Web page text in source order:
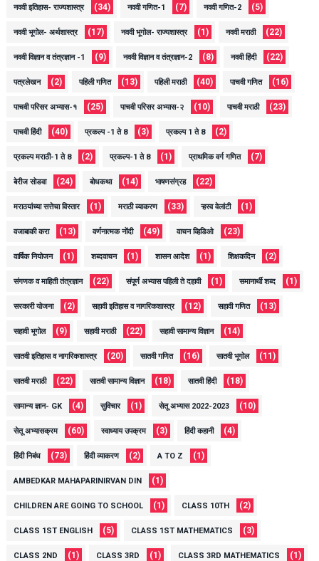
नववी इतिहास- राज्यशास्त्र (34) नववी गणित-1 (7) नववी गणित-2 (5)
नववी भूगोल- अर्थशास्त्र (17) नववी भूगोल- राज्यशास्त्र (1) नववी मराठी (22)
नववी विज्ञान व तंत्रज्ञान -1 (9) नववी विज्ञान व तंत्रज्ञान-2 (8) नववी हिंदी (22)
पत्रलेखन (2) पहिली गणित (13) पहिली मराठी (40) पाचवी गणित (16)
पाचवी परिसर अभ्यास-१ (25) पाचवी परिसर अभ्यास-२ (10) पाचवी मराठी (23)
पाचवी हिंदी (40) प्रकल्प -1 ते 8 (3) प्रकल्प 1 ते 8 (2)
प्रकल्प मराठी-1 ते 8 (2) प्रकल्प-1 ते 8 (1) प्राथमिक वर्ग गणित (7)
बेरीज सोडवा (24) बोधकथा (14) भाषणसंग्रह (22)
मराठयांच्या सत्तेचा विस्तार (1) मराठी व्याकरण (33) ऱ्हस्व वेलांटी (1)
वजाबाकी करा (13) वर्णनात्मक नोंदी (49) वाचन व्हिडिओ (23)
वार्षिक नियोजन (1) शब्दवाचन (1) शासन आदेश (1) शिक्षकदिन (2)
संगणक व माहिती तंत्रज्ञान (22) संपूर्ण अभ्यास पहिली ते दहावी (1) समानार्थी शब्द (1)
सरकारी योजना (2) सहावी इतिहास व नागरिकशास्त्र (12) सहावी गणित (13)
सहावी भूगोल (9) सहावी मराठी (22) सहावी सामान्य विज्ञान (14)
सातवी इतिहास व नागरिकशास्त्र (20) सातवी गणित (16) सातवी भूगोल (11)
सातवी मराठी (22) सातवी सामान्य विज्ञान (18) सातवी हिंदी (18)
सामान्य ज्ञान- GK (4) सुविचार (1) सेतू अभ्यास 2022-2023 (10)
सेतू अभ्यासक्रम (60) स्वाध्याय उपक्रम (3) हिंदी कहानी (4)
हिंदी निबंध (73) हिंदी व्याकरण (2) A TO Z (1)
AMBEDKAR MAHAPARINIRVAN DIN (1)
CHILDREN ARE GOING TO SCHOOL (1) CLASS 10TH (2)
CLASS 1ST ENGLISH (5) CLASS 1ST MATHEMATICS (3)
CLASS 2ND (1) CLASS 3RD (1) CLASS 3RD MATHEMATICS (1)